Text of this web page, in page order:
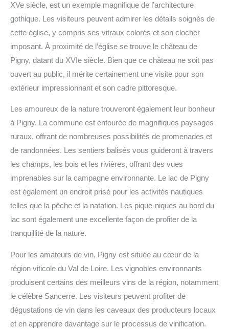
XVe siècle, est un exemple magnifique de l’architecture
gothique. Les visiteurs peuvent admirer les détails soignés de
cette église, y compris ses vitraux colorés et son clocher
imposant. À proximité de l’église se trouve le château de
Pigny, datant du XVIe siècle. Bien que ce château ne soit pas
ouvert au public, il mérite certainement une visite pour son
extérieur impressionnant et son cadre pittoresque.
Les amoureux de la nature trouveront également leur bonheur
à Pigny. La commune est entourée de magnifiques paysages
ruraux, offrant de nombreuses possibilités de promenades et
de randonnées. Les sentiers balisés vous guideront à travers
les champs, les bois et les rivières, offrant des vues
imprenables sur la campagne environnante. Le lac de Pigny
est également un endroit prisé pour les activités nautiques
telles que la pêche et la natation. Les pique-niques au bord du
lac sont également une excellente façon de profiter de la
tranquillité de la nature.
Pour les amateurs de vin, Pigny est située au cœur de la
région viticole du Val de Loire. Les vignobles environnants
produisent certains des meilleurs vins de la région, notamment
le célèbre Sancerre. Les visiteurs peuvent profiter de
dégustations de vin dans les caveaux des producteurs locaux
et en apprendre davantage sur le processus de vinification.